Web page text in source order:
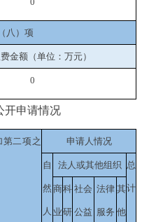
八）项
金额（单位：万元）
0
申请情况
二项之 申请人情况
自
然
人
法人或其他组织 总
计
商
业
科
研
社会
公益
法律
服务
其
他